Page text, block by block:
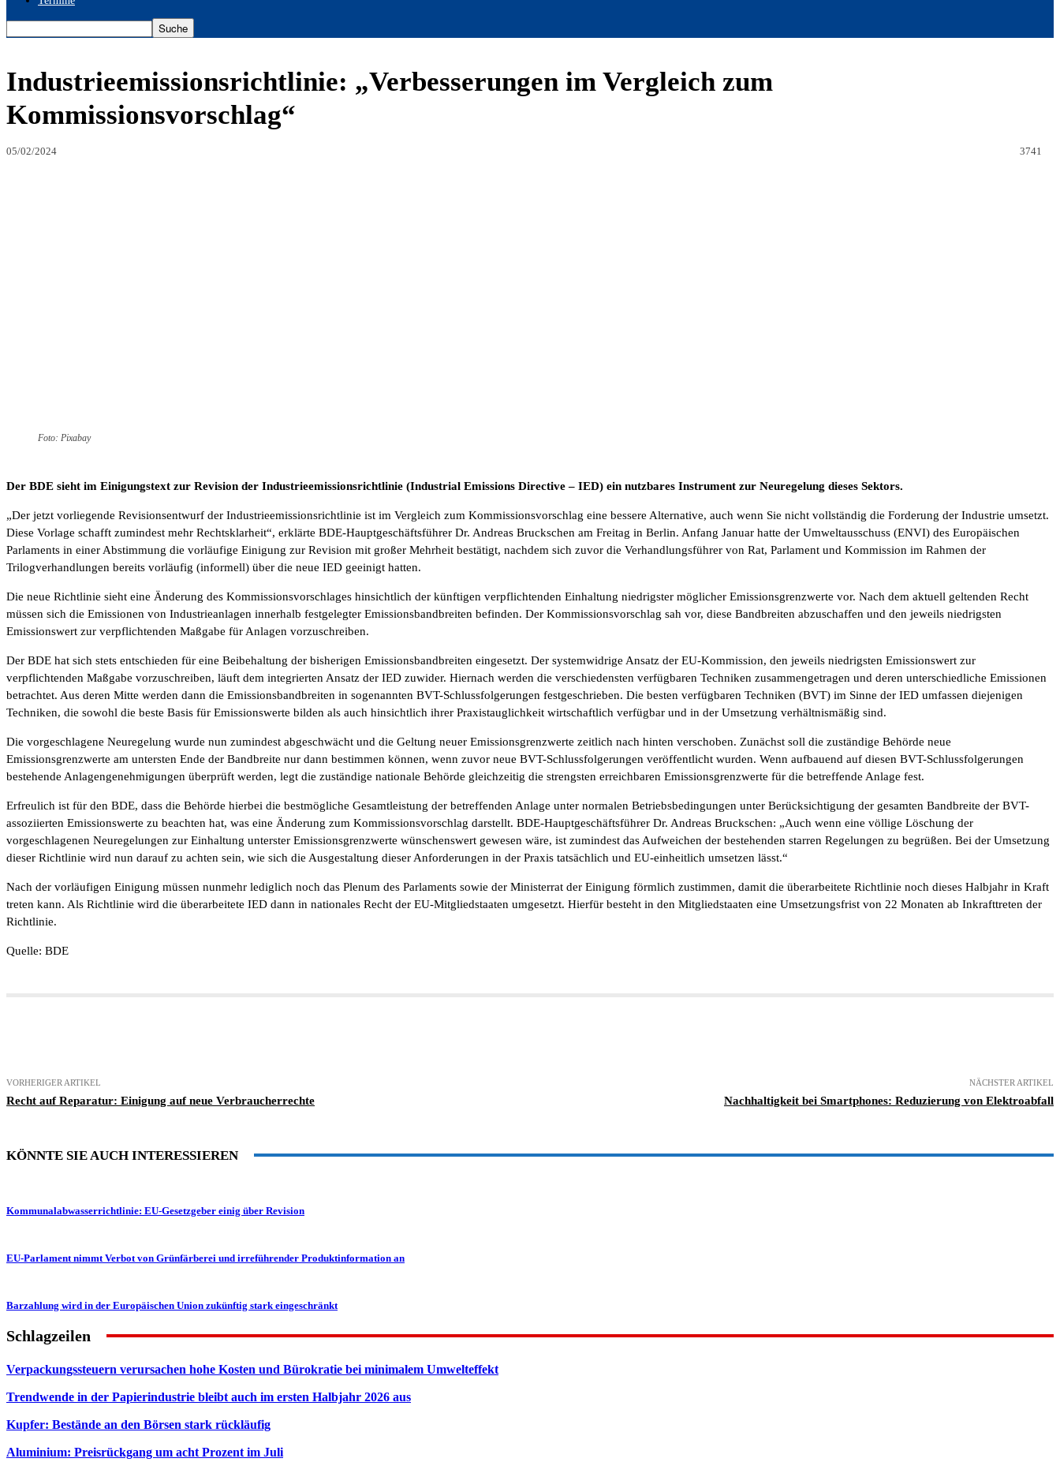
Industrieemissionsrichtlinie: „Verbesserungen im Vergleich zum
Kommissionsvorschlag“
05/02/2024 3741
Foto: Pixabay
Der BDE sieht im Einigungstext zur Revision der Industrieemissionsrichtlinie (Industrial Emissions Directive – IED) ein nutzbares Instrument zur Neuregelung dieses Sektors.
„Der jetzt vorliegende Revisionsentwurf der Industrieemissionsrichtlinie ist im Vergleich zum Kommissionsvorschlag eine bessere Alternative, auch wenn Sie nicht vollständig die Forderung der Industrie umsetzt.
Diese Vorlage schafft zumindest mehr Rechtsklarheit“, erklärte BDE-Hauptgeschäftsführer Dr. Andreas Bruckschen am Freitag in Berlin. Anfang Januar hatte der Umweltausschuss (ENVI) des Europäischen
Parlaments in einer Abstimmung die vorläufige Einigung zur Revision mit großer Mehrheit bestätigt, nachdem sich zuvor die Verhandlungsführer von Rat, Parlament und Kommission im Rahmen der
Trilogverhandlungen bereits vorläufig (informell) über die neue IED geeinigt hatten.
Die neue Richtlinie sieht eine Änderung des Kommissionsvorschlages hinsichtlich der künftigen verpflichtenden Einhaltung niedrigster möglicher Emissionsgrenzwerte vor. Nach dem aktuell geltenden Recht
müssen sich die Emissionen von Industrieanlagen innerhalb festgelegter Emissionsbandbreiten befinden. Der Kommissionsvorschlag sah vor, diese Bandbreiten abzuschaffen und den jeweils niedrigsten
Emissionswert zur verpflichtenden Maßgabe für Anlagen vorzuschreiben.
Der BDE hat sich stets entschieden für eine Beibehaltung der bisherigen Emissionsbandbreiten eingesetzt. Der systemwidrige Ansatz der EU-Kommission, den jeweils niedrigsten Emissionswert zur
verpflichtenden Maßgabe vorzuschreiben, läuft dem integrierten Ansatz der IED zuwider. Hiernach werden die verschiedensten verfügbaren Techniken zusammengetragen und deren unterschiedliche Emissionen
betrachtet. Aus deren Mitte werden dann die Emissionsbandbreiten in sogenannten BVT-Schlussfolgerungen festgeschrieben. Die besten verfügbaren Techniken (BVT) im Sinne der IED umfassen diejenigen
Techniken, die sowohl die beste Basis für Emissionswerte bilden als auch hinsichtlich ihrer Praxistauglichkeit wirtschaftlich verfügbar und in der Umsetzung verhältnismäßig sind.
Die vorgeschlagene Neuregelung wurde nun zumindest abgeschwächt und die Geltung neuer Emissionsgrenzwerte zeitlich nach hinten verschoben. Zunächst soll die zuständige Behörde neue
Emissionsgrenzwerte am untersten Ende der Bandbreite nur dann bestimmen können, wenn zuvor neue BVT-Schlussfolgerungen veröffentlicht wurden. Wenn aufbauend auf diesen BVT-Schlussfolgerungen
bestehende Anlagengenehmigungen überprüft werden, legt die zuständige nationale Behörde gleichzeitig die strengsten erreichbaren Emissionsgrenzwerte für die betreffende Anlage fest.
Erfreulich ist für den BDE, dass die Behörde hierbei die bestmögliche Gesamtleistung der betreffenden Anlage unter normalen Betriebsbedingungen unter Berücksichtigung der gesamten Bandbreite der BVT-
assoziierten Emissionswerte zu beachten hat, was eine Änderung zum Kommissionsvorschlag darstellt. BDE-Hauptgeschäftsführer Dr. Andreas Bruckschen: „Auch wenn eine völlige Löschung der
vorgeschlagenen Neuregelungen zur Einhaltung unterster Emissionsgrenzwerte wünschenswert gewesen wäre, ist zumindest das Aufweichen der bestehenden starren Regelungen zu begrüßen. Bei der Umsetzung
dieser Richtlinie wird nun darauf zu achten sein, wie sich die Ausgestaltung dieser Anforderungen in der Praxis tatsächlich und EU-einheitlich umsetzen lässt.“
Nach der vorläufigen Einigung müssen nunmehr lediglich noch das Plenum des Parlaments sowie der Ministerrat der Einigung förmlich zustimmen, damit die überarbeitete Richtlinie noch dieses Halbjahr in Kraft
treten kann. Als Richtlinie wird die überarbeitete IED dann in nationales Recht der EU-Mitgliedstaaten umgesetzt. Hierfür besteht in den Mitgliedstaaten eine Umsetzungsfrist von 22 Monaten ab Inkrafttreten der
Richtlinie.
Quelle: BDE
VORHERIGER ARTIKEL
Recht auf Reparatur: Einigung auf neue Verbraucherrechte
NÄCHSTER ARTIKEL
Nachhaltigkeit bei Smartphones: Reduzierung von Elektroabfall
KÖNNTE SIE AUCH INTERESSIEREN
Kommunalabwasserrichtlinie: EU-Gesetzgeber einig über Revision
EU-Parlament nimmt Verbot von Grünfärberei und irreführender Produktinformation an
Barzahlung wird in der Europäischen Union zukünftig stark eingeschränkt
Schlagzeilen
Verpackungssteuern verursachen hohe Kosten und Bürokratie bei minimalem Umwelteffekt
Trendwende in der Papierindustrie bleibt auch im ersten Halbjahr 2026 aus
Kupfer: Bestände an den Börsen stark rückläufig
Aluminium: Preisrückgang um acht Prozent im Juli